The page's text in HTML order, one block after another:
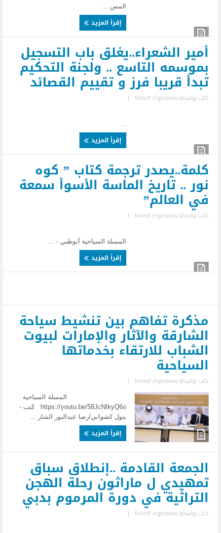
المس ...
إقرأ المزيد
أمير الشعراء..يغلق باب التسجيل
بموسمه التاسع .. ولجنة التحكيم
تبدأ قريبا فرز و تقييم القصائد
كتب بواسطةAshraf elgedawy
|
إقرأ المزيد
كلمة..يصدر ترجمة كتاب ” كوه
نور .. تاريخ الماسة الأسوأ سمعة
في العالم”
كتب بواسطةAshraf elgedawy
|
المسلة السياحية أبوظبي - ...
إقرأ المزيد
مذكرة تفاهم بين تنشيط سياحة
الشارقة والآثار والإمارات لبيوت
الشباب للارتقاء بخدماتها
السياحية
كتب بواسطةAshraf elgedawy
|
المسلة السياحية
https://youtu.be/58JcNIkyQ6o كتب -
بتول كشواني/رضا عبدالنور الشار ...
إقرأ المزيد
الجمعة القادمة ..إنطلاق سباق
تمهيدي ل ماراثون رحلة الهجن
التراثية في دورة المرموم بدبي
كتب بواسطةAshraf elgedawy
|